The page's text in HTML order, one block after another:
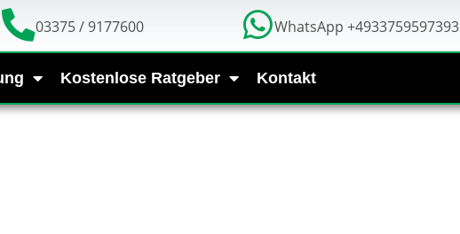
03375 / 9177600 WhatsApp +4933759597393
Kostenlose Ratgeber Kontakt